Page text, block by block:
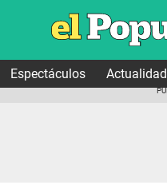
Espectáculos Actualidad